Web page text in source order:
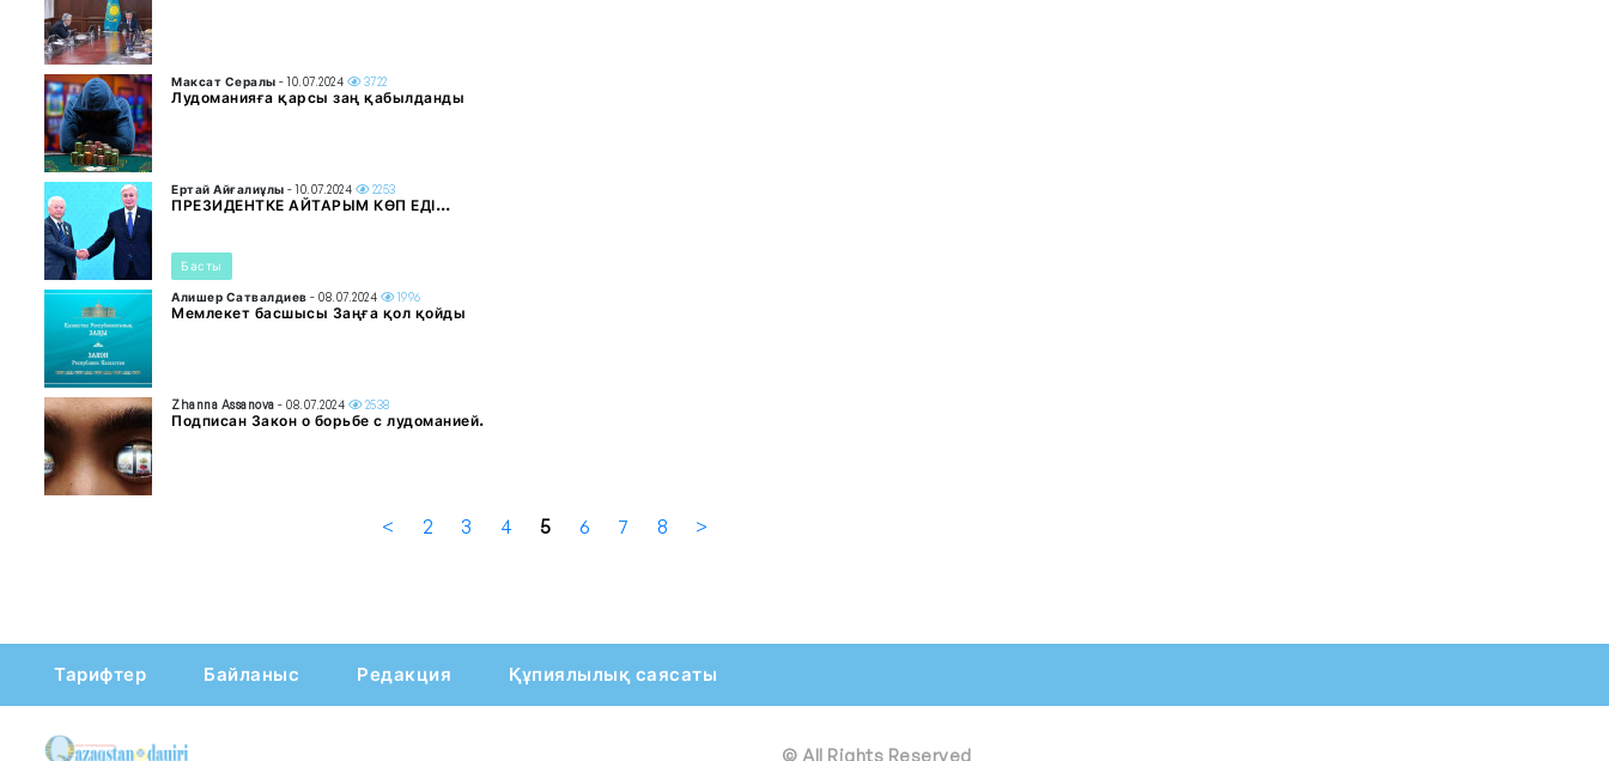
Максат Сералы - 10.07.2024 3722
Лудоманияға қарсы заң қабылданды
Ертай Айғалиұлы - 10.07.2024 2253
ПРЕЗИДЕНТКЕ АЙТАРЫМ КӨП ЕДІ…
Басты
Алишер Сатвалдиев - 08.07.2024 1996
Мемлекет басшысы Заңға қол қойды
Zhanna Assanova - 08.07.2024 2538
Подписан Закон о борьбе с лудоманией.
< 2 3 4 5 6 7 8 >
Тарифтер Байланыс Редакция Құпиялылық саясаты
© All Rights Reserved